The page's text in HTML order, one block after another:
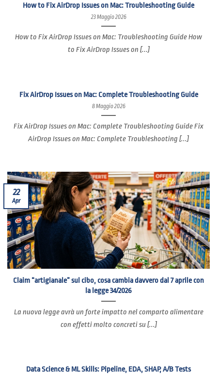
How to Fix AirDrop Issues on Mac: Troubleshooting Guide
23 Maggio 2026
How to Fix AirDrop Issues on Mac: Troubleshooting Guide How
to Fix AirDrop Issues on [...]
Fix AirDrop Issues on Mac: Complete Troubleshooting Guide
8 Maggio 2026
Fix AirDrop Issues on Mac: Complete Troubleshooting Guide Fix
AirDrop Issues on Mac: Complete Troubleshooting [...]
Claim “artigianale” sul cibo, cosa cambia davvero dal 7 aprile con
la legge 34/2026
La nuova legge avrà un forte impatto nel comparto alimentare
con effetti molto concreti su [...]
22
Apr
Data Science & ML Skills: Pipeline, EDA, SHAP, A/B Tests